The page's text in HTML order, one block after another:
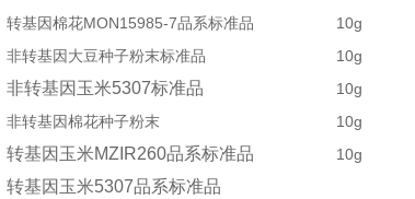
转基因棉花MON15985-7品系标准品
10g
非转基因大豆种子粉末标准品
10g
非转基因玉米5307标准品
10g
非转基因棉花种子粉末
10g
转基因玉米MZIR260品系标准品
10g
转基因玉米5307品系标准品